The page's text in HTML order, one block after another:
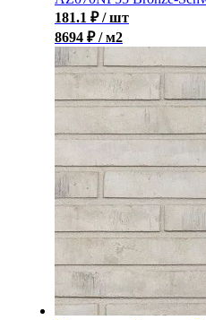
181.1 ₽ / шт
8694 ₽ / м2